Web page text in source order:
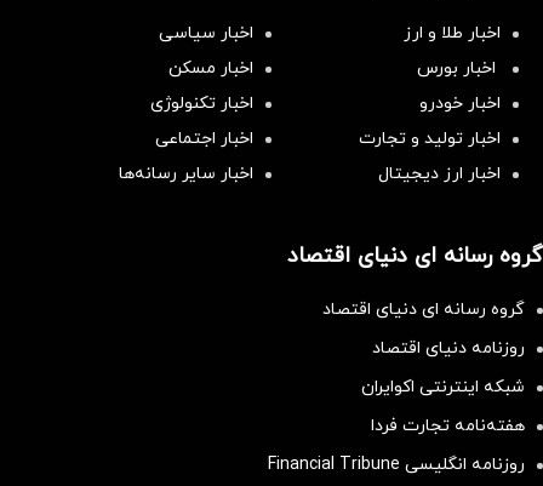
اخبار طلا و ارز
اخبار سیاسی
اخبار بورس
اخبار مسکن
اخبار خودرو
اخبار تکنولوژی
اخبار تولید و تجارت
اخبار اجتماعی
اخبار ارز دیجیتال
اخبار سایر رسانه‌‌ها
گروه رسانه ای دنیای اقتصاد
گروه رسانه ای دنیای اقتصاد
روزنامه دنیای اقتصاد
شبکه اینترنتی اکوایران
هفته‌نامه تجارت فردا
روزنامه انگلیسی Financial Tribune